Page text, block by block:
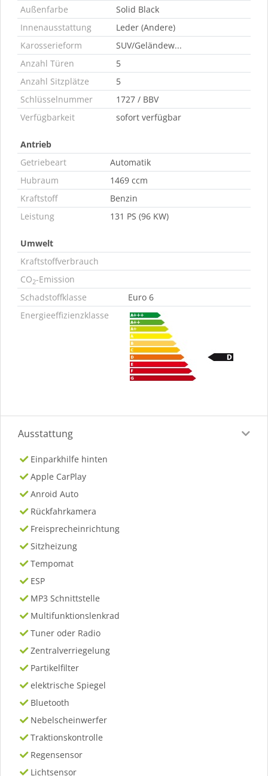
Außenfarbe
Solid Black
Innenausstattung
Leder (Andere)
Karosserieform
SUV/Geländew...
Anzahl Türen
5
Anzahl Sitzplätze
5
Schlüsselnummer
1727 / BBV
Verfügbarkeit
sofort verfügbar
Antrieb
Getriebeart
Automatik
Hubraum
1469 ccm
Kraftstoff
Benzin
Leistung
131 PS (96 KW)
Umwelt
Kraftstoffverbrauch
CO2-Emission
Schadstoffklasse
Euro 6
Energieeffizienzklasse
Ausstattung
Einparkhilfe hinten
Apple CarPlay
Anroid Auto
Rückfahrkamera
Freisprecheinrichtung
Sitzheizung
Tempomat
ESP
MP3 Schnittstelle
Multifunktionslenkrad
Tuner oder Radio
Zentralverriegelung
Partikelfilter
elektrische Spiegel
Bluetooth
Nebelscheinwerfer
Traktionskontrolle
Regensensor
Lichtsensor